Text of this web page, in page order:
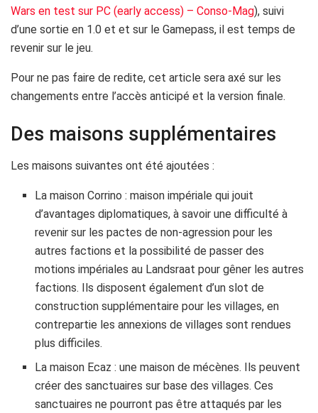
Wars en test sur PC (early access) – Conso-Mag), suivi
d’une sortie en 1.0 et et sur le Gamepass, il est temps de
revenir sur le jeu.
Pour ne pas faire de redite, cet article sera axé sur les
changements entre l’accès anticipé et la version finale.
Des maisons supplémentaires
Les maisons suivantes ont été ajoutées :
La maison Corrino : maison impériale qui jouit
d’avantages diplomatiques, à savoir une difficulté à
revenir sur les pactes de non-agression pour les
autres factions et la possibilité de passer des
motions impériales au Landsraat pour gêner les autres
factions. Ils disposent également d’un slot de
construction supplémentaire pour les villages, en
contrepartie les annexions de villages sont rendues
plus difficiles.
La maison Ecaz : une maison de mécènes. Ils peuvent
créer des sanctuaires sur base des villages. Ces
sanctuaires ne pourront pas être attaqués par les